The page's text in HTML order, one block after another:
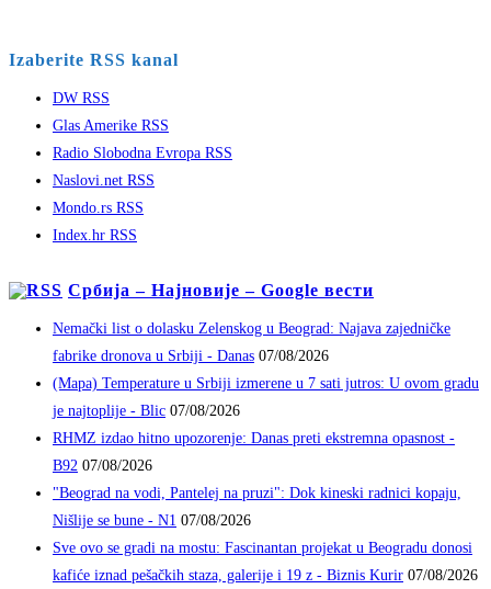
Izaberite RSS kanal
DW RSS
Glas Amerike RSS
Radio Slobodna Evropa RSS
Naslovi.net RSS
Mondo.rs RSS
Index.hr RSS
Србија – Најновије – Google вести
Nemački list o dolasku Zelenskog u Beograd: Najava zajedničke
fabrike dronova u Srbiji - Danas 07/08/2026
(Mapa) Temperature u Srbiji izmerene u 7 sati jutros: U ovom gradu
je najtoplije - Blic 07/08/2026
RHMZ izdao hitno upozorenje: Danas preti ekstremna opasnost -
B92 07/08/2026
"Beograd na vodi, Pantelej na pruzi": Dok kineski radnici kopaju,
Nišlije se bune - N1 07/08/2026
Sve ovo se gradi na mostu: Fascinantan projekat u Beogradu donosi
kafiće iznad pešačkih staza, galerije i 19 z - Biznis Kurir 07/08/2026